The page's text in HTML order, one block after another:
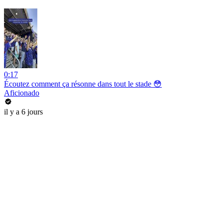
0:17
Écoutez comment ça résonne dans tout le stade 😳
Aficionado
il y a 6 jours